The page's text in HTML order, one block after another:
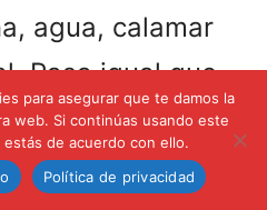
agua, calamar
Pasa igual que
que puedes
tipos; marisco,
para asegurar que te damos la
web. Si continúas usando este
de acuerdo con ello.
Política de privacidad